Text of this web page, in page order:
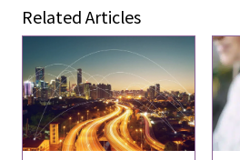
Related Articles